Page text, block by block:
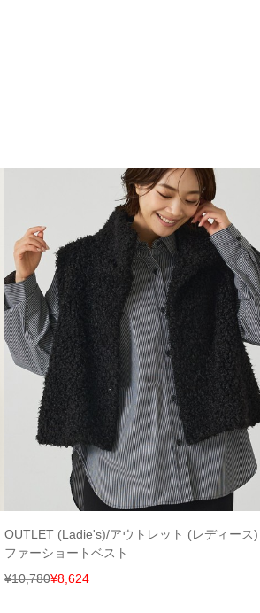
OUTLET (Ladie's)/アウトレット (レディース)
ファーショートベスト
¥10,780¥8,624